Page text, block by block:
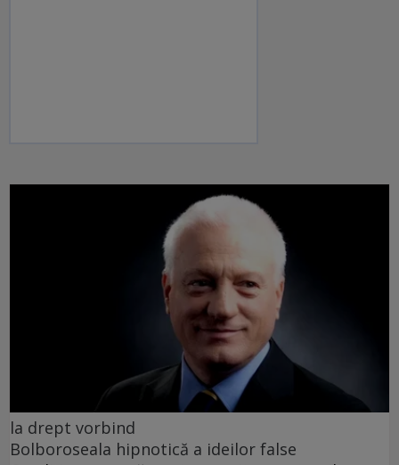
la drept vorbind
Bolboroseala hipnotică a ideilor false